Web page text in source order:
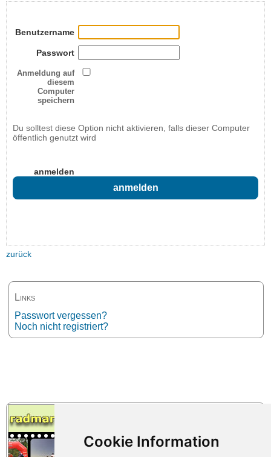
Links
Passwort vergessen?
Noch nicht registriert?
Benutzername
Passwort
Anmeldung auf
diesem
Computer
speichern
Du solltest diese Option nicht aktivieren, falls dieser Computer
öffentlich genutzt wird
anmelden
zurück